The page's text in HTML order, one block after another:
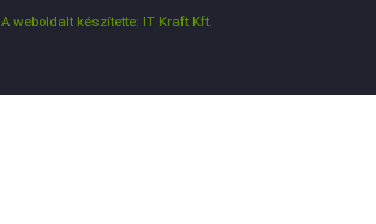
A weboldalt készítette: IT Kraft Kft.